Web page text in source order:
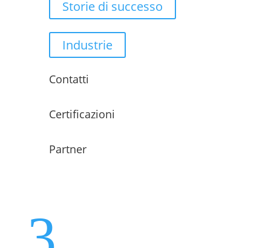
Storie di successo
Industrie
Contatti
Certificazioni
Partner